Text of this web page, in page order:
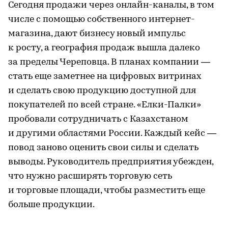
Сегодня продажи через онлайн-каналы, в том
числе с помощью собственного интернет-
магазина, дают бизнесу новый импульс
к росту, а география продаж вышла далеко
за пределы Череповца. В планах компании —
стать еще заметнее на цифровых витринах
и сделать свою продукцию доступной для
покупателей по всей стране. «Елки-Палки»
пробовали сотрудничать с Казахстаном
и другими областями России. Каждый кейс —
повод заново оценить свои силы и сделать
выводы. Руководитель предприятия убежден,
что нужно расширять торговую сеть
и торговые площади, чтобы разместить еще
больше продукции.